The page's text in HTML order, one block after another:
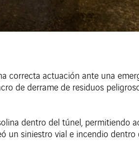
actuación ante una
de derrame de residuos
dentro del túnel, permitiendo
un siniestro vial e incendio dentro